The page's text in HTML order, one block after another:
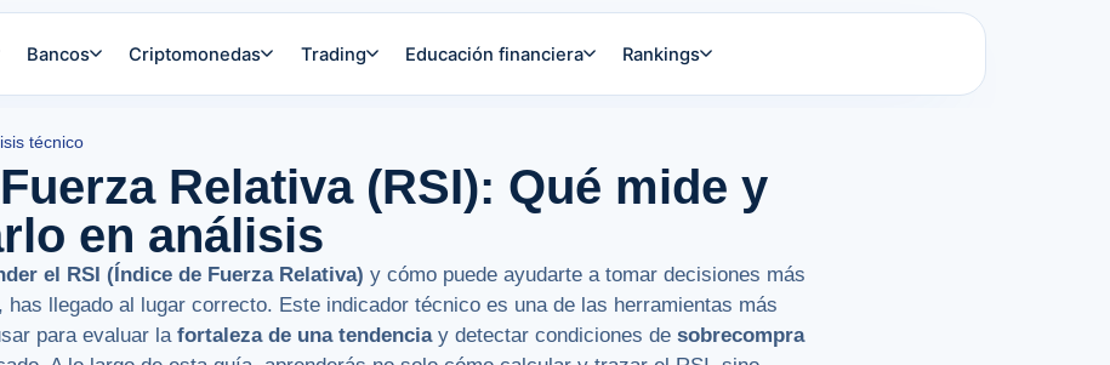
Bancos Criptomonedas Trading Educación financiera Rankings
técnico
Relativa (RSI): Qué mide y
en análisis
el RSI (Índice de Fuerza Relativa) y cómo puede ayudarte a tomar decisiones más
has llegado al lugar correcto. Este indicador técnico es una de las herramientas más
para evaluar la fortaleza de una tendenciay detectar condiciones de sobrecompra